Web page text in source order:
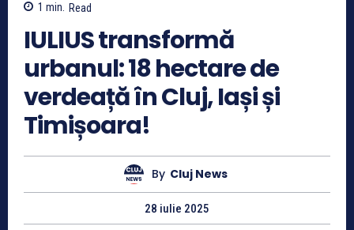
1 min. Read
IULIUS transformă
urbanul: 18 hectare de
verdeață în Cluj, Iași și
Timișoara!
By Cluj News
28 iulie 2025